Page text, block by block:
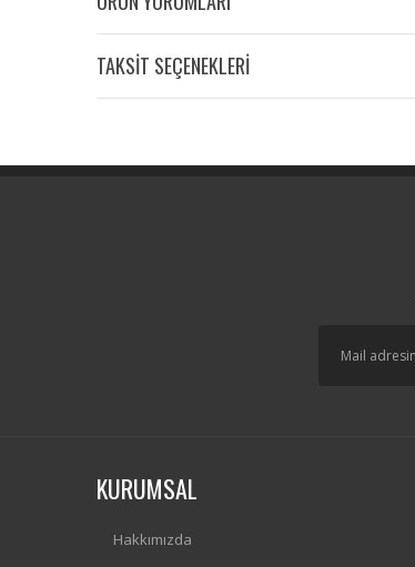
TAKSİT SEÇENEKLERİ
KURUMSAL
Hakkımızda